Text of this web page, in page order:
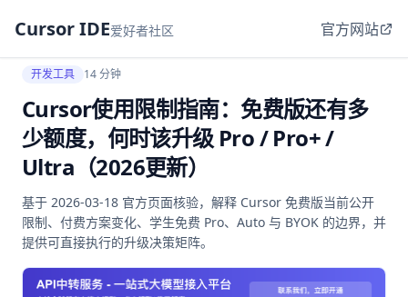
Cursor IDE爱好者社区 官方网站
开发工具 14 分钟
Cursor使用限制指南：免费版还有多
少额度，何时该升级 Pro / Pro+ /
Ultra（2026更新）
基于 2026-03-18 官方页面核验，解释 Cursor 免费版当前公开
限制、付费方案变化、学生免费 Pro、Auto 与 BYOK 的边界，并
提供可直接执行的升级决策矩阵。